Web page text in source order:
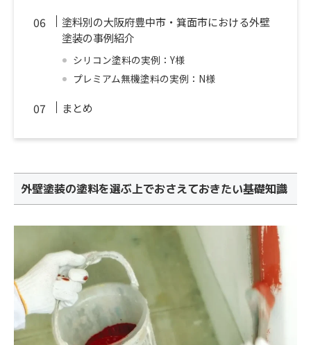
塗料別の大阪府豊中市・箕面市における外壁
塗装の事例紹介
シリコン塗料の実例：Y様
プレミアム無機塗料の実例：N様
まとめ
外壁塗装の塗料を選ぶ上でおさえておきたい基礎知識